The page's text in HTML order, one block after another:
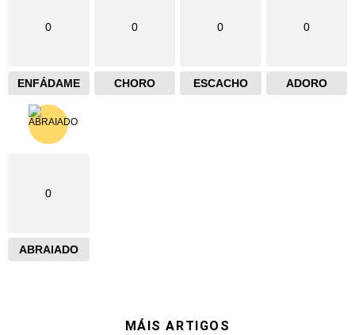
0
ENFÁDAME
0
CHORO
0
ESCACHO
0
ADORO
0
ABRAIADO
MÁIS ARTIGOS